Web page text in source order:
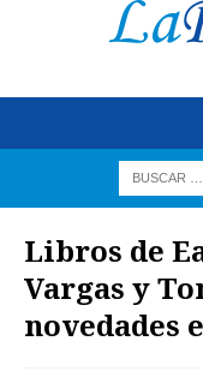
Libros de
Vargas y
novedades